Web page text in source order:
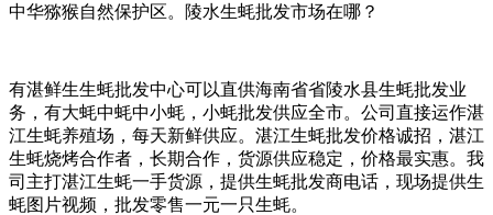
中华猕猴自然保护区。陵水生蚝批发市场在哪？
有湛鲜生生蚝批发中心可以直供海南省省陵水县生蚝批发业
务，有大蚝中蚝中小蚝，小蚝批发供应全市。公司直接运作湛
江生蚝养殖场，每天新鲜供应。湛江生蚝批发价格诚招，湛江
生蚝烧烤合作者，长期合作，货源供应稳定，价格最实惠。我
司主打湛江生蚝一手货源，提供生蚝批发商电话，现场提供生
蚝图片视频，批发零售一元一只生蚝。